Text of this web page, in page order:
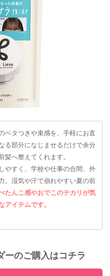
ベタつきや束感を、手軽にお直
る部分になじませるだけで余分
髪へ整えてくれます。
やすく、学校や仕事の合間、外
。湿気や汗で崩れやすい夏の前
たんこ感やおでこのテカリが気
アイテムです。
ーのご購入はコチラ